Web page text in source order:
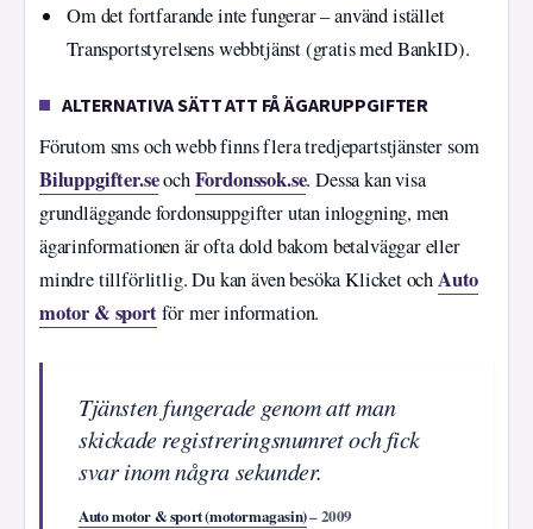
Om det fortfarande inte fungerar – använd istället
Transportstyrelsens webbtjänst (gratis med BankID).
ALTERNATIVA SÄTT ATT FÅ ÄGARUPPGIFTER
Förutom sms och webb finns flera tredjepartstjänster som
Biluppgifter.seochFordonssok.se. Dessa kan visa
grundläggande fordonsuppgifter utan inloggning, men
ägarinformationen är ofta dold bakom betalväggar eller
mindre tillförlitlig. Du kan även besöka Klicket ochAuto
motor & sportför mer information.
Tjänsten fungerade genom att man
skickade registreringsnumret och fick
svar inom några sekunder.
Auto motor & sport (motormagasin)– 2009